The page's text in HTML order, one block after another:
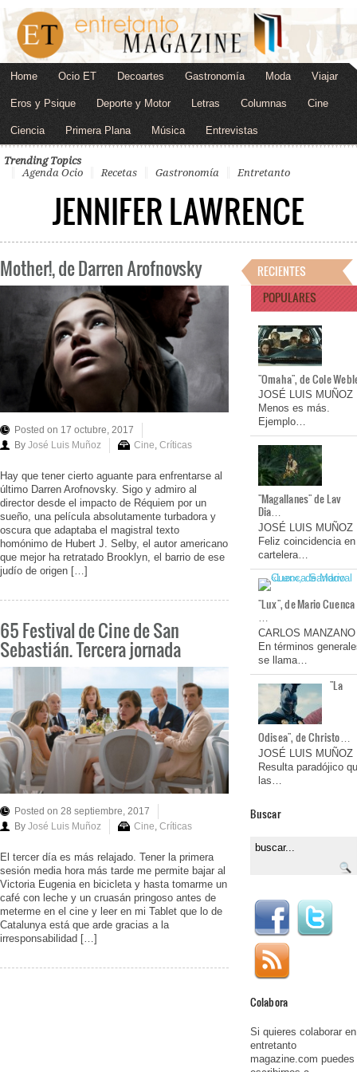
Home Ocio ET Decoartes Gastronomía Moda Viajar
Eros y Psique Deporte y Motor Letras Columnas Cine
Ciencia Primera Plana Música Entrevistas
Trending Topics
Agenda Ocio
Recetas Gastronomía Entretanto
JENNIFER LAWRENCE
Mother!, de Darren Arofnovsky
Posted on 17 octubre, 2017
By José Luis Muñoz Cine, Críticas
Hay que tener cierto aguante para enfrentarse al
último Darren Arofnovsky. Sigo y admiro al
director desde el impacto de Réquiem por un
sueño, una película absolutamente turbadora y
oscura que adaptaba el magistral texto
homónimo de Hubert J. Selby, el autor americano
que mejor ha retratado Brooklyn, el barrio de ese
judío de origen […]
65 Festival de Cine de San
Sebastián. Tercera jornada
Posted on 28 septiembre, 2017
By José Luis Muñoz Cine, Críticas
El tercer día es más relajado. Tener la primera
sesión media hora más tarde me permite bajar al
Victoria Eugenia en bicicleta y hasta tomarme un
café con leche y un cruasán pringoso antes de
meterme en el cine y leer en mi Tablet que lo de
Catalunya está que arde gracias a la
irresponsabilidad […]
RECIENTES
POPULARES
"Omaha", de Cole
JOSÉ LUIS MUÑOZ
Menos es más.
Ejemplo…
"Magallanes" de Lav
Dia…
JOSÉ LUIS MUÑOZ
Feliz coincidencia en
cartelera…
"Lux", de Mario Cuenca
…
CARLOS MANZANO
En términos
se llama…
"La
Odisea", de Christo…
JOSÉ LUIS MUÑOZ
Resulta paradójico
las…
Buscar
Colabora
Si quieres colaborar en
entretanto
magazine.com puedes